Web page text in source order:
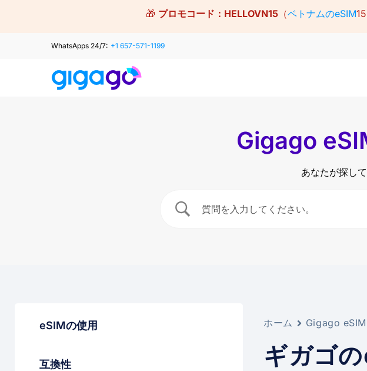
🎁 プロモコード： HELLOVN15（ベトナムのeSIM
WhatsApps 24/7: +1 657-571-1199
Gigago
あなたが探し
eSIMの使用
互換性
ホーム Gigago
ギガゴ